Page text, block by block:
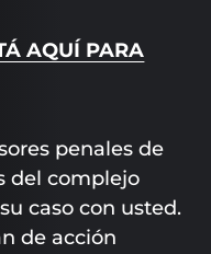
AQUÍ PARA
penales de
del complejo
caso con usted.
de acción